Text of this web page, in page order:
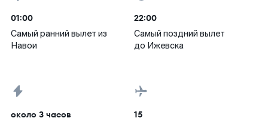
01:00
Самый ранний вылет из
Навои
22:00
Самый поздний вылет
до Ижевска
около 3 часов 15